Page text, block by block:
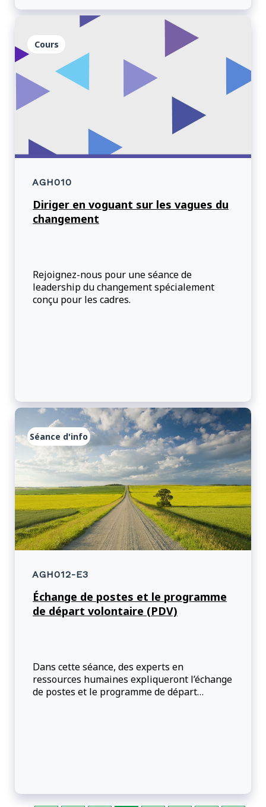
Cours
AGH010
Diriger en voguant sur les vagues du
changement
Rejoignez-nous pour une séance de
leadership du changement spécialement
conçu pour les cadres.
Séance d'info
AGH012-E3
Échange de postes et le programme
de départ volontaire (PDV)
Dans cette séance, des experts en
ressources humaines expliqueront l’échange
de postes et le programme de départ